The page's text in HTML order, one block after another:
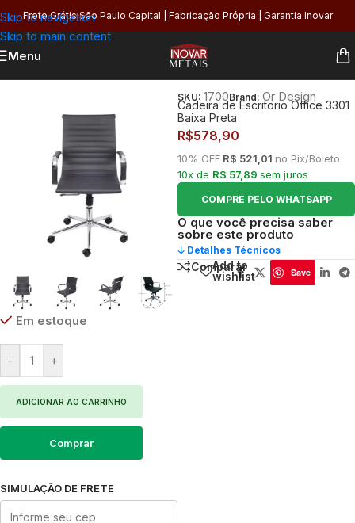
Skip to navigation
Skip to main content
Frete Grátis São Paulo Capital | Fabricação Própria | Garantia Inovar
Menu
Em estoque
- +
ADICIONAR AO CARRINHO
Comprar
SIMULAÇÃO DE FRETE
SKU: 1700Brand: Or Design
Cadeira de Escritorio Office 3301
Baixa Preta
R$578,90
10% OFF R$ 521,01 no Pix/Boleto
10x de R$ 57,89 sem juros
COMPRE PELO WHATSAPP
O que você precisa saber
sobre este produto
🡣 Detalhes Técnicos
Comparar
Add to
wishlist
Save